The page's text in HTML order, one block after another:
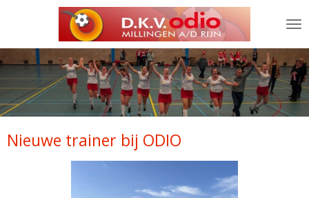
naar
de
hoofdinhoud
Nieuwe trainer bij ODIO